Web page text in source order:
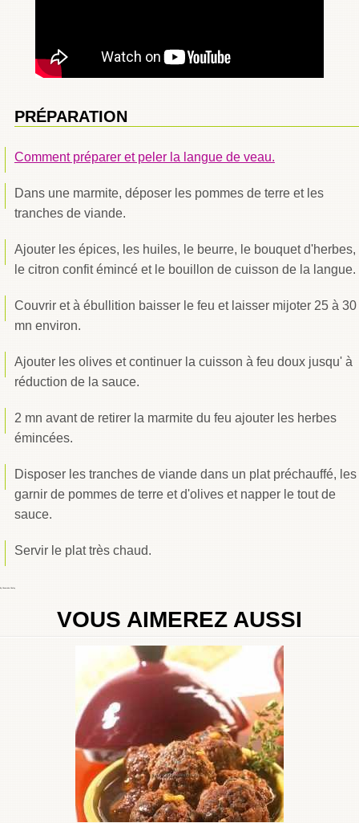
PRÉPARATION
Comment préparer et peler la langue de veau.
Dans une marmite, déposer les pommes de terre et les
tranches de viande.
Ajouter les épices, les huiles, le beurre, le bouquet d'herbes,
le citron confit émincé et le bouillon de cuisson de la langue.
Couvrir et à ébullition baisser le feu et laisser mijoter 25 à 30
mn environ.
Ajouter les olives et continuer la cuisson à feu doux jusqu' à
réduction de la sauce.
2 mn avant de retirer la marmite du feu ajouter les herbes
émincées.
Disposer les tranches de viande dans un plat préchauffé, les
garnir de pommes de terre et d'olives et napper le tout de
sauce.
Servir le plat très chaud.
VOUS AIMEREZ AUSSI